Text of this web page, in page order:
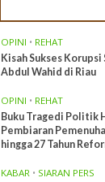
OPINI • REHAT
Kisah Sukses
Abdul Wahid di Riau
OPINI • REHAT
Buku Tragedi Politik
Pembiaran
hingga 27 Tahun
KABAR • SIARAN PERS